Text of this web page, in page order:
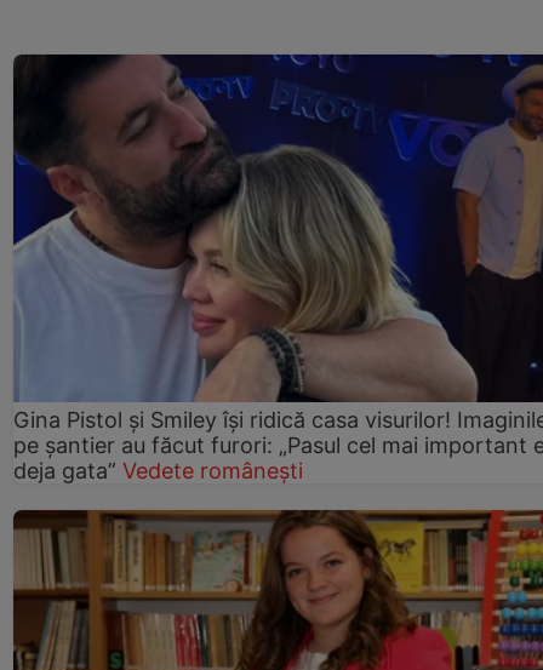
Gina Pistol și Smiley își ridică casa visurilor!
pe șantier au făcut furori: „Pasul cel mai important
deja gata” Vedete românești